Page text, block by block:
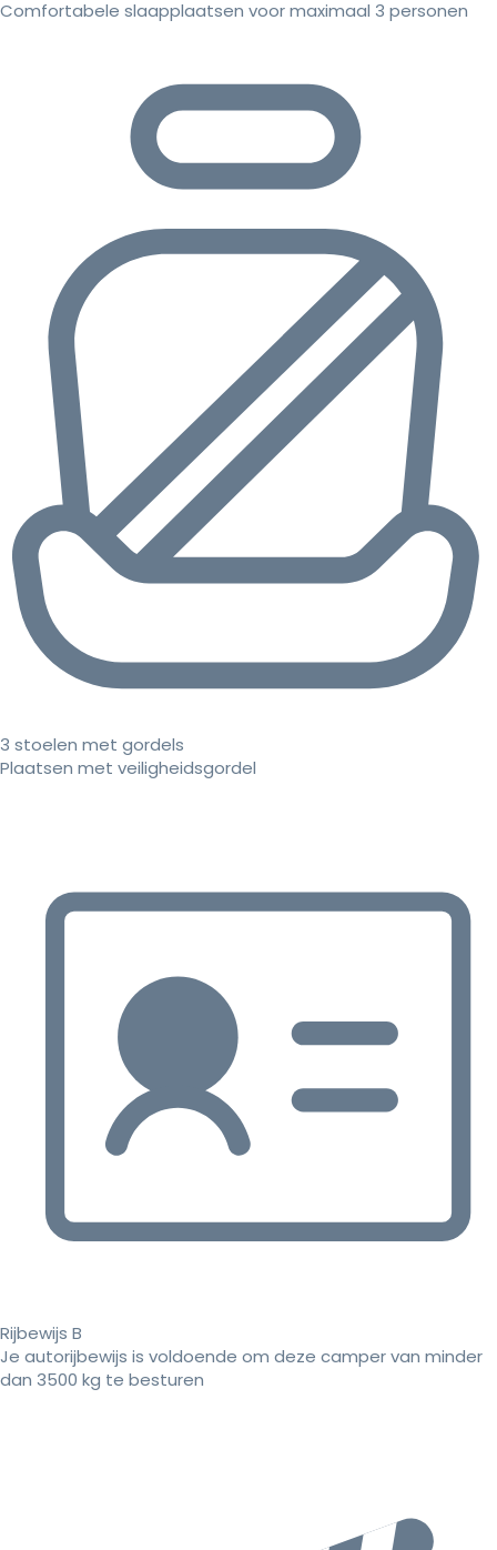
Comfortabele slaapplaatsen voor maximaal 3 personen
3 stoelen met gordels
Plaatsen met veiligheidsgordel
Rijbewijs B
Je autorijbewijs is voldoende om deze camper van minder
dan 3500 kg te besturen